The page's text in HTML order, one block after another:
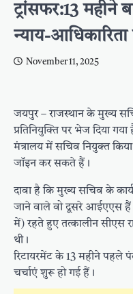
ट्रांसफर:13 महीने
न्याय-
November 11, 2025
जयपुर – राजस्थान के मुख्य
प्रतिनियुक्ति पर भेज दिया
मंत्रालय में सचिव नियुक्त
जॉइन कर सकते हैं।
दावा है कि मुख्य सचिव के
जाने वाले वो दूसरे आईएएस
में) रहते हुए तत्कालीन सीएस
थी।
रिटायरमेंट के 13 महीने पहले
चर्चाएं शुरू हो गई हैं।